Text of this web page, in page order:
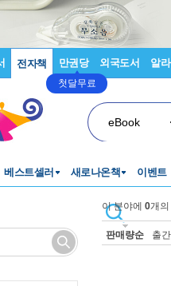
전자책 만권당
첫달무료
외국도서 알
eBook
베스트셀러 새로나온책 이벤트
이 분야에 0개
판매량순 출